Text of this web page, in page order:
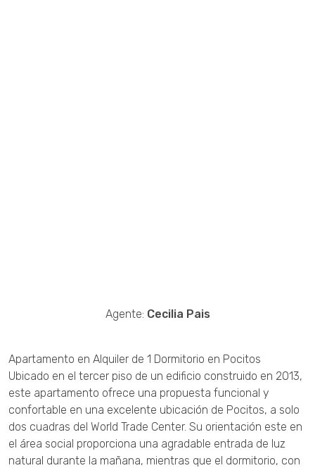
Agente: Cecilia Pais
Apartamento en Alquiler de 1 Dormitorio en Pocitos
Ubicado en el tercer piso de un edificio construido en 2013,
este apartamento ofrece una propuesta funcional y
confortable en una excelente ubicación de Pocitos, a solo
dos cuadras del World Trade Center. Su orientación este en
el área social proporciona una agradable entrada de luz
natural durante la mañana, mientras que el dormitorio, con